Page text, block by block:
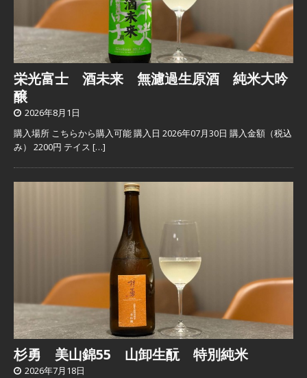
栄光富士 酒未来 無濾過生原酒 純米大吟
醸
2026年8月1日
購入場所 こちらから購入可能 購入日 2026年07月30日 購入金額（税込
み） 2200円 テイス […]
杉勇 美山錦55 山卸生酛 特別純米
2026年7月18日